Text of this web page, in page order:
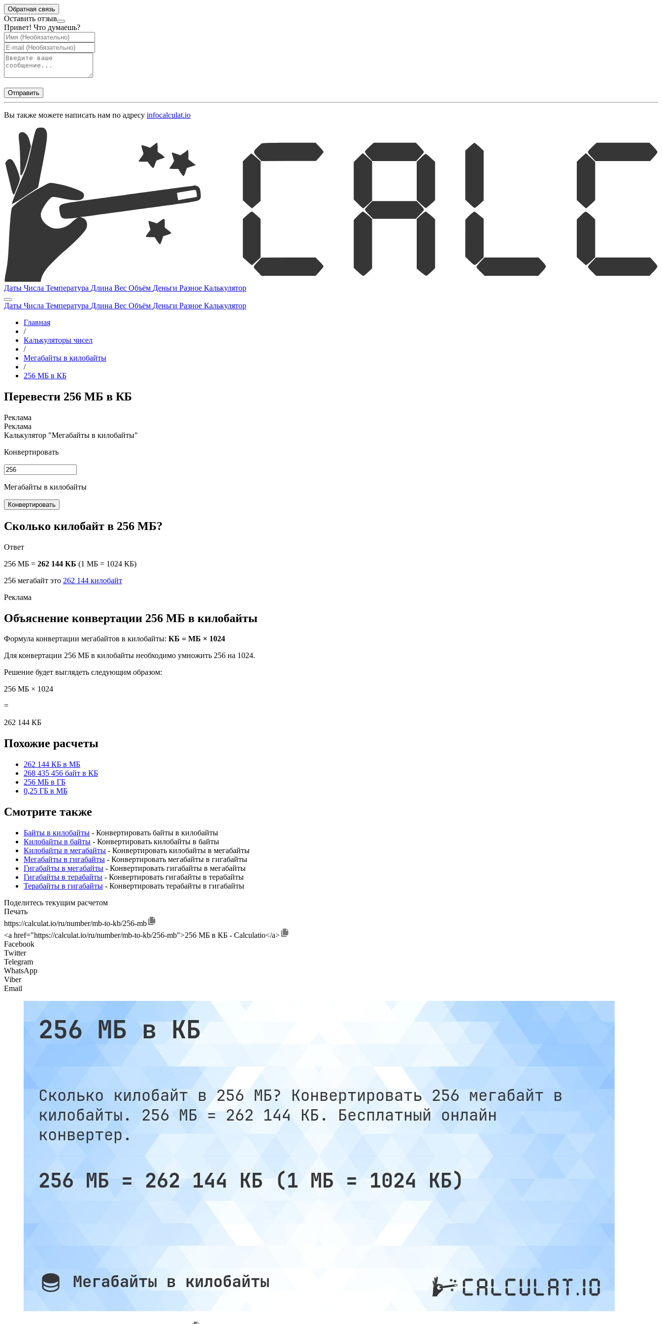
Обратная связь
Оставить отзыв
Привет! Что думаешь?
Отправить
Вы также можете написать нам по адресу infocalculat.io
Даты Числа Температура Длина Вес Объём Деньги Разное Калькулятор
Даты Числа Температура Длина Вес Объём Деньги Разное Калькулятор
Главная
/
Калькуляторы чисел
/
Мегабайты в килобайты
/
256 МБ в КБ
Перевести 256 МБ в КБ
Калькулятор "Мегабайты в килобайты"
Конвертировать
Мегабайты в килобайты
Конвертировать
Сколько килобайт в 256 МБ?
Ответ
256 МБ = 262 144 КБ (1 МБ = 1024 КБ)
256 мегабайт это 262 144 килобайт
Объяснение конвертации 256 МБ в килобайты
Формула конвертации мегабайтов в килобайты: КБ = МБ × 1024
Для конвертации 256 МБ в килобайты необходимо умножить 256 на 1024.
Решение будет выглядеть следующим образом:
256 МБ × 1024
=
262 144 КБ
Похожие расчеты
262 144 КБ в МБ
268 435 456 байт в КБ
256 МБ в ГБ
0,25 ГБ в МБ
Смотрите также
Байты в килобайты - Конвертировать байты в килобайты
Килобайты в байты - Конвертировать килобайты в байты
Килобайты в мегабайты - Конвертировать килобайты в мегабайты
Мегабайты в гигабайты - Конвертировать мегабайты в гигабайты
Гигабайты в мегабайты - Конвертировать гигабайты в мегабайты
Гигабайты в терабайты - Конвертировать гигабайты в терабайты
Терабайты в гигабайты - Конвертировать терабайты в гигабайты
Поделитесь текущим расчетом
Печать
https://calculat.io/ru/number/mb-to-kb/256-mb
<a href="https://calculat.io/ru/number/mb-to-kb/256-mb">256 МБ в КБ - Calculatio</a>
Facebook
Twitter
Telegram
WhatsApp
Viber
Email